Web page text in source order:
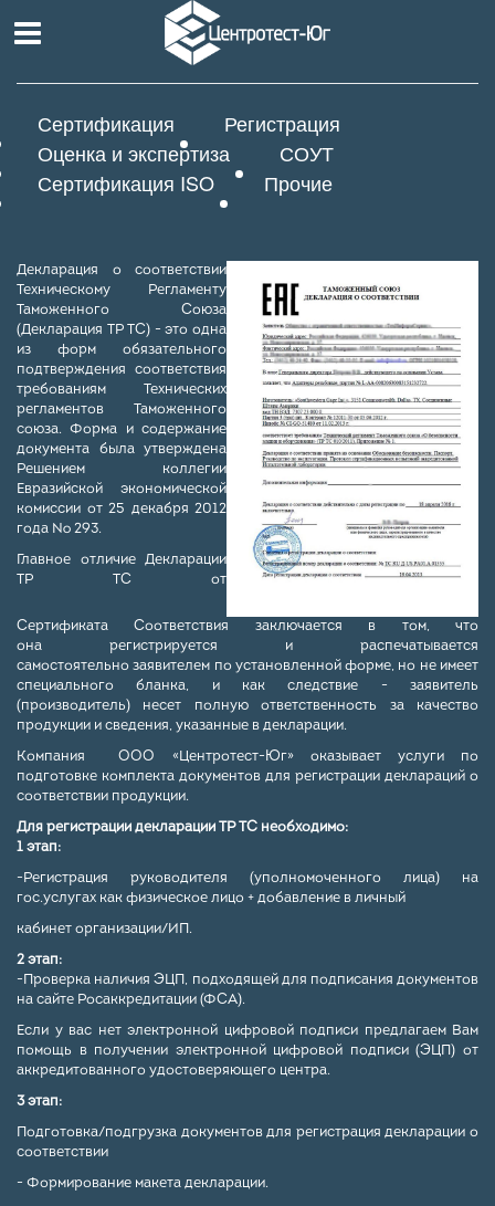
Сертификация
Регистрация
Оценка и экспертиза
СОУТ
Сертификация ISO
Прочие
Декларация о соответствии
Техническому Регламенту
Таможенного Союза
(Декларация ТР ТС) - это одна
из форм обязательного
подтверждения соответствия
требованиям Технических
регламентов Таможенного
союза. Форма и содержание
документа была утверждена
Решением коллегии
Евразийской экономической
комиссии от 25 декабря 2012
года № 293.
Главное отличие Декларации
ТР ТС от
Сертификата Соответствия заключается в том, что
она регистрируется и распечатывается
самостоятельно заявителем по установленной форме, но не имеет
специального бланка, и как следствие - заявитель
(производитель) несет полную ответственность за качество
продукции и сведения, указанные в декларации.
Компания ООО «Центротест-Юг» оказывает услуги по
подготовке комплекта документов для регистрации деклараций о
соответствии продукции.
Для регистрации декларации ТР ТС необходимо:
1 этап:
-Регистрация руководителя (уполномоченного лица) на
гос.услугах как физическое лицо + добавление в личный
кабинет организации/ИП.
2 этап:
-Проверка наличия ЭЦП, подходящей для подписания документов
на сайте Росаккредитации (ФСА).
Если у вас нет электронной цифровой подписи предлагаем Вам
помощь в получении электронной цифровой подписи (ЭЦП) от
аккредитованного удостоверяющего центра.
3 этап:
Подготовка/подгрузка документов для регистрация декларации о
соответствии
- Формирование макета декларации.